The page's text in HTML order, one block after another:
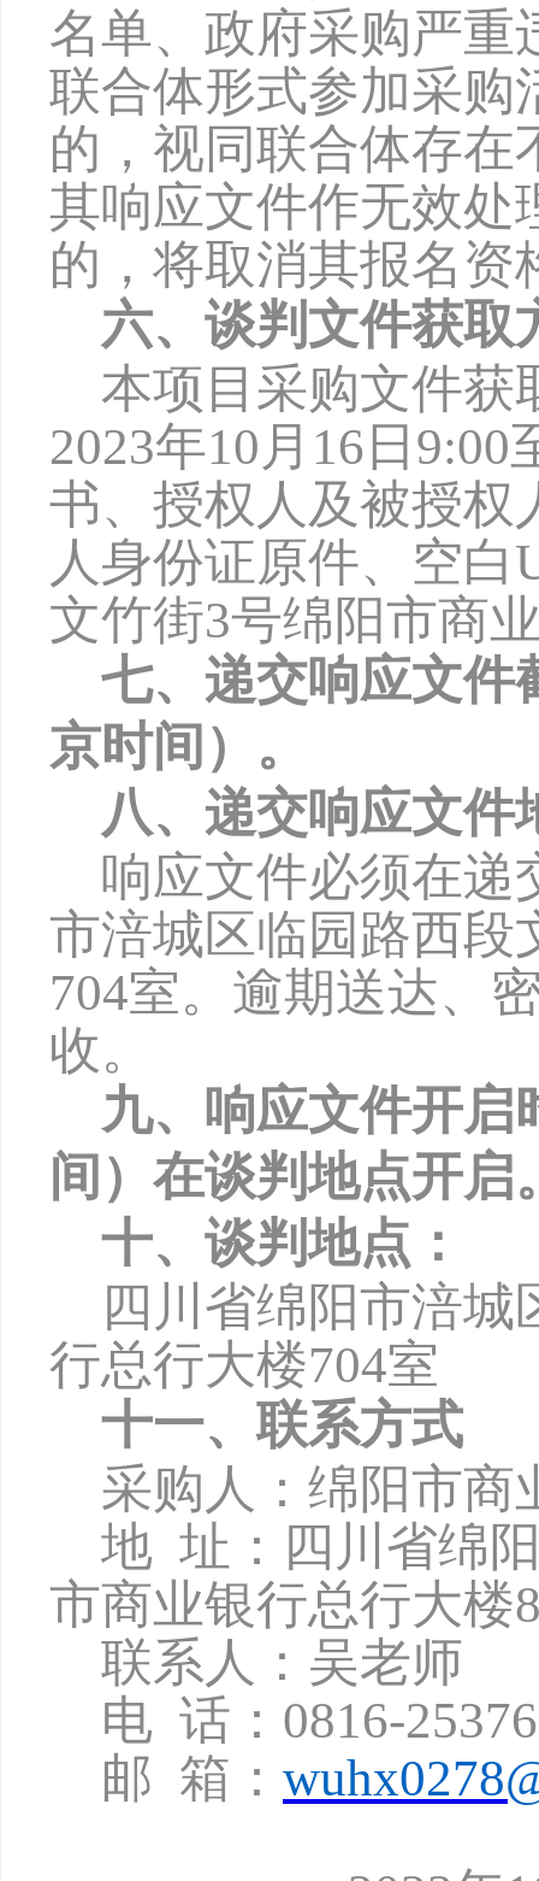
名单、政府采购严重
联合体形式参加采购
的，视同联合体存
其响应文件作无效处
的，将取消其报名资
六、谈判文件获取
本项目采购文件获
2023年10 月 16 日 9:00
书、授权人及被授权
人身份证原件、空白
文竹街3号绵阳市商
七、递交响应文件
京时间）。
八、递交响应文件
响应文件必须在递
市涪城区临园路西段
704室。逾期送达、
收。
九、响应文件开启
间）在谈判地点开启
十、谈判地点：
四川省绵阳市涪
行总行大楼704室
十一、联系方式
采购人：绵阳市商
地 址：四川省绵
市商业银行总行大楼
联系人：吴老师
电 话： 0816-
邮 箱：